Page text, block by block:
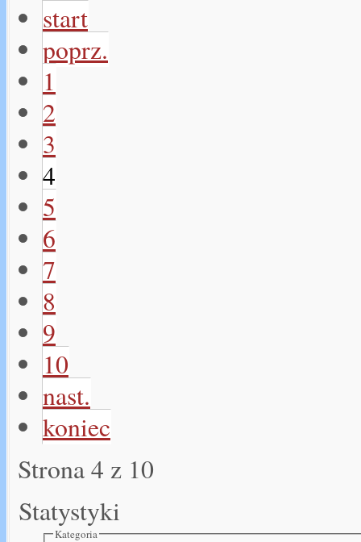
start
poprz.
1
2
3
4
5
6
7
8
9
10
nast.
koniec
Strona 4 z 10
Statystyki
Kategoria